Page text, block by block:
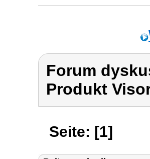
Forum
Produkt
Seite: [1]